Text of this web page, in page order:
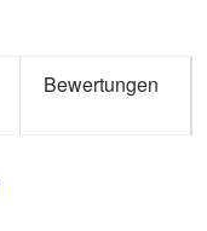
Bewertungen